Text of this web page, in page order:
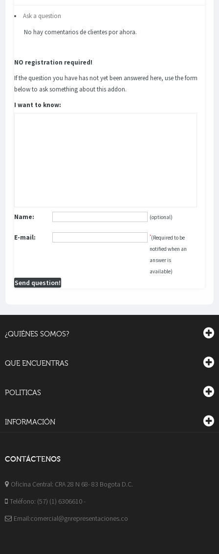
Ask a question
No hay comentarios de clientes por ahora.
NO registration required!
If the question you have has not yet been answered here, use the form
below to ask something about this addon.
I want to know:
Name: (optional)
E-mail: *(Required to be
notified when an
answer is
available)
Send question!
¿QUIÉNES SOMOS?
QUE ENCUENTRAS
POLITICAS
INFORMACIÓN
CONTÁCTENOS
Oficina Central: CRA 28 N 68- 83 Bogota D.C.
Teléfono: (57) (1) 6306610 -
Email:comercial@gnrepresentaciones.co